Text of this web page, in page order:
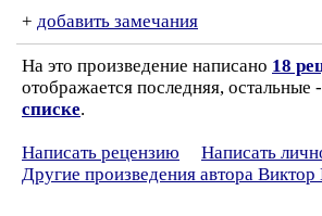
+ добавить замечания
На это произведение написано 18
отображается последняя, остальные -
списке.
Написать рецензию
Написать
Другие произведения автора